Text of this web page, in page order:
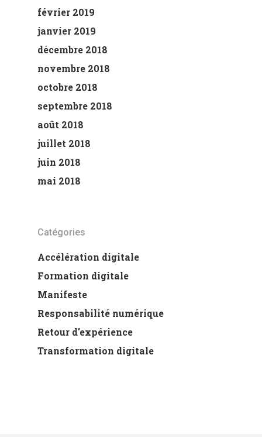
février 2019
janvier 2019
décembre 2018
novembre 2018
octobre 2018
septembre 2018
août 2018
juillet 2018
juin 2018
mai 2018
Catégories
Accélération digitale
Formation digitale
Manifeste
Responsabilité numérique
Retour d'expérience
Transformation digitale